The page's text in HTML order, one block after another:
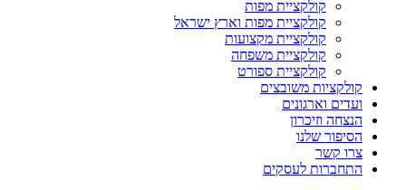
קולקציית מפות
קולקציית מפות וארץ ישראל
קולקציית מקצועות
קולקציית משפחה
קולקציית ספורט
קולקציות משובצים
ועדים וארגונים
הנצחה וזיכרון
הסיפור שלנו
צרו קשר
התחברות לעסקים